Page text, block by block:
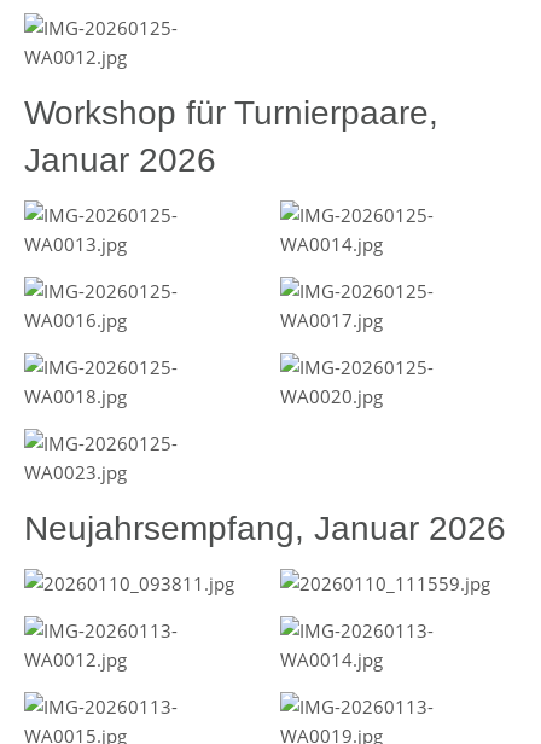
Workshop für Turnierpaare,
Januar 2026
Neujahrsempfang, Januar 2026